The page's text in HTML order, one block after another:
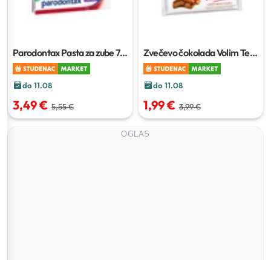
Parodontax Pasta za zube75
ml
do 11.08
3,49 € 5,55 €
Zvečevo čokolada Volim Te
253 g
do 11.08
1,99 € 3,99 €
OGLAS